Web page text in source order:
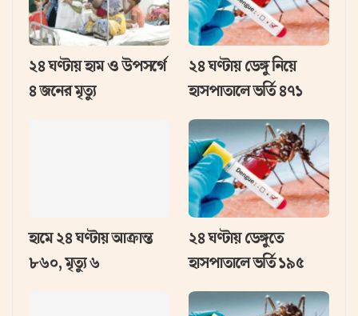
২৪ ঘণ্টায় হাম ও উপসর্গে
৪ জনের মৃত্যু
২৪ ঘণ্টায় ডেঙ্গু নিয়ে
হাসপাতালে ভর্তি ৪৭১
হামে ২৪ ঘণ্টায় আক্রান্ত
৮৬০, মৃত্যু ৬
২৪ ঘণ্টায় ডেঙ্গুতে
হাসপাতালে ভর্তি ১৯৫